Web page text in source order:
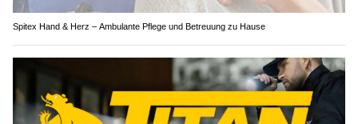
Spitex Hand & Herz – Ambulante Pflege und Betreuung zu Hause